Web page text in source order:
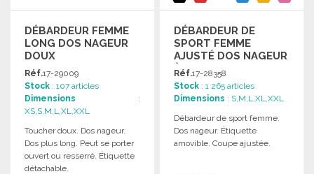
DÉBARDEUR FEMME
LONG DOS NAGEUR
DOUX
Réf.17-29009
Stock : 107 articles
Dimensions :
XS,S,M,L,XL,XXL
Toucher doux. Dos nageur.
Dos plus long. Peut se porter
ouvert ou resserré. Étiquette
détachable.
DÉBARDEUR DE
SPORT FEMME
AJUSTÉ DOS NAGEUR
À PRIX DE GROS
Réf.17-28358
Stock : 1 265 articles
Dimensions : S,M,L,XL,XXL
Débardeur de sport femme.
Dos nageur. Étiquette
amovible. Coupe ajustée.